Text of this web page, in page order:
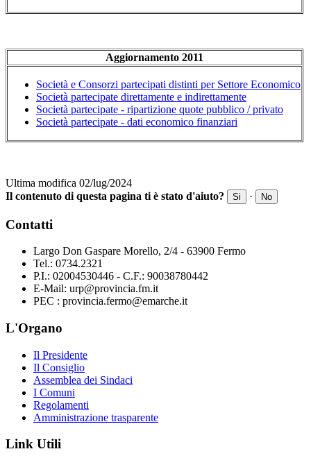
Aggiornamento 2011
Società e Consorzi partecipati distinti per Settore Economico
Società partecipate direttamente e indirettamente
Società partecipate - ripartizione quote pubblico / privato
Società partecipate - dati economico finanziari
Ultima modifica 02/lug/2024
Il contenuto di questa pagina ti è stato d'aiuto?
Si · No
Contatti
Largo Don Gaspare Morello, 2/4 - 63900 Fermo
Tel.: 0734.2321
P.I.: 02004530446 - C.F.: 90038780442
E-Mail: urp@provincia.fm.it
PEC : provincia.fermo@emarche.it
L'Organo
Il Presidente
Il Consiglio
Assemblea dei Sindaci
I Comuni
Regolamenti
Amministrazione trasparente
Link Utili